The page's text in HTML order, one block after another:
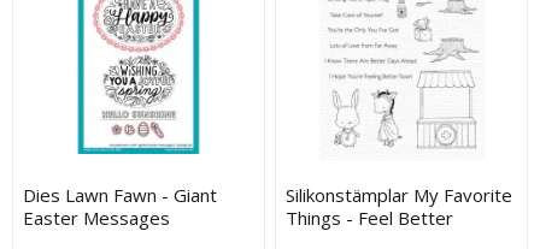
Dies Lawn Fawn - Giant
Easter Messages
Silikonstämplar My Favorite
Things - Feel Better